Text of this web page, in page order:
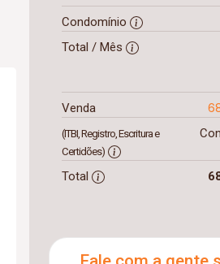
Condomínio
Total / Mês
Venda
(ITBI, Registro, Escritura e
Certidões)
Total